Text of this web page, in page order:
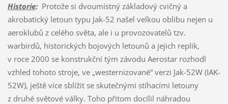
Historie:Protože si dvoumístný základový cvičný a
akrobatický letoun typu Jak-52 našel velkou oblibu nejen u
aeroklubů z celého světa, ale i u provozovatelů tzv.
warbirdů, historických bojových letounů a jejich replik,
v roce 2000 se konstrukční tým závodu Aerostar rozhodl
vzhled tohoto stroje, ve „westernizované“ verzi Jak-52W (IAK-
52W), ještě více sblížit se skutečnými stíhacími letouny
z druhé světové války. Toho přitom docílil náhradou